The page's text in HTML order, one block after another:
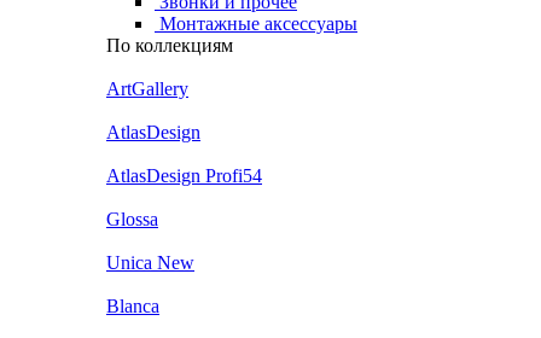
Монтажные аксессуары
По коллекциям
ArtGallery
AtlasDesign
AtlasDesign Profi54
Glossa
Unica New
Blanca